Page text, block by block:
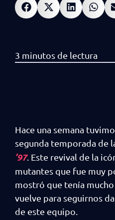
Hace una semana
segunda temporada de
’97. Este revival de la
mutantes que fue muy
mostró que tenía
vuelve para seguirnos
de este equipo.